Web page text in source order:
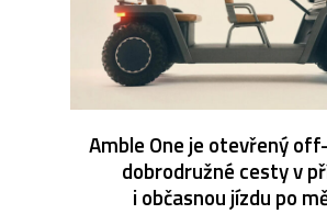
Amble One je otevřený
dobrodružné cesty v
i občasnou jízdu po